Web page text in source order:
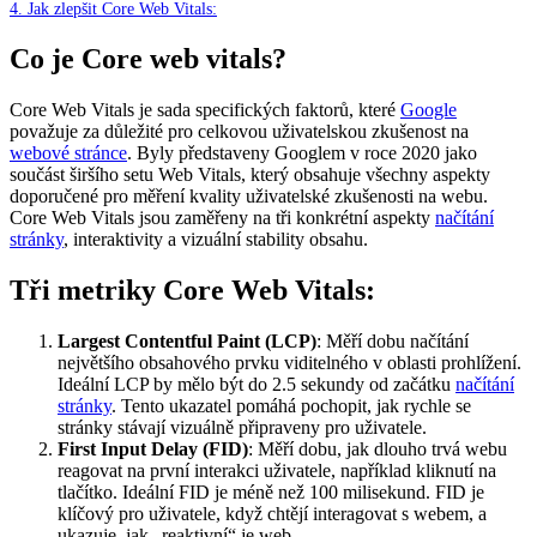
4. Jak zlepšit Core Web Vitals:
Co je Core web vitals?
Core Web Vitals je sada specifických faktorů, které Google
považuje za důležité pro celkovou uživatelskou zkušenost na
webové stránce. Byly představeny Googlem v roce 2020 jako
součást širšího setu Web Vitals, který obsahuje všechny aspekty
doporučené pro měření kvality uživatelské zkušenosti na webu.
Core Web Vitals jsou zaměřeny na tři konkrétní aspekty načítání
stránky, interaktivity a vizuální stability obsahu.
Tři metriky Core Web Vitals:
Largest Contentful Paint (LCP): Měří dobu načítání
největšího obsahového prvku viditelného v oblasti prohlížení.
Ideální LCP by mělo být do 2.5 sekundy od začátku načítání
stránky. Tento ukazatel pomáhá pochopit, jak rychle se
stránky stávají vizuálně připraveny pro uživatele.
First Input Delay (FID): Měří dobu, jak dlouho trvá webu
reagovat na první interakci uživatele, například kliknutí na
tlačítko. Ideální FID je méně než 100 milisekund. FID je
klíčový pro uživatele, když chtějí interagovat s webem, a